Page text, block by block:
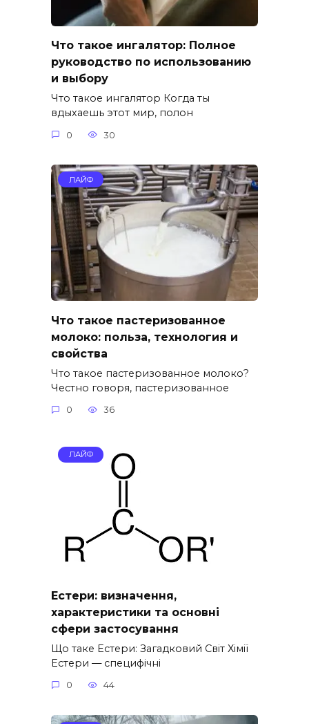
Что такое ингалятор: Полное
руководство по использованию
и выбору
Что такое ингалятор Когда ты
вдыхаешь этот мир, полон
0 30
ЛАЙФ
Что такое пастеризованное
молоко: польза, технология и
свойства
Что такое пастеризованное молоко?
Честно говоря, пастеризованное
0 36
ЛАЙФ
Естери: визначення,
характеристики та основні
сфери застосування
Що таке Естери: Загадковий Світ Хімії
Eстери — специфічні
0 44